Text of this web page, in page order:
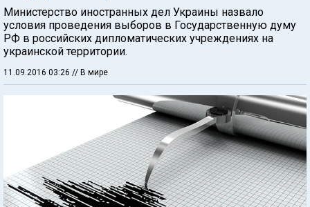
Министерство иностранных дел Украины назвало
условия проведения выборов в Государственную думу
РФ в российских дипломатических учреждениях на
украинской территории.
11.09.2016 03:26 // В мире